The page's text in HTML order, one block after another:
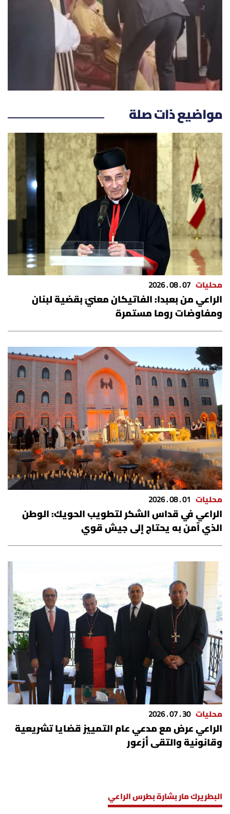
اقرأ تضحك
كاميرا
سجالات
الرياضة
منوّعات
حظّك اليوم
للتاريخ
فيديو
من نحن
للتواصل معنا
شروط الإشتراك
Digital solutions by
مواضيع ذات صلة
محليات 07 . 08 . 2026
الراعي من بعبدا: الفاتيكان معنيّ بقضية لبنان
ومفاوضات روما مستمرة
محليات 01 . 08 . 2026
الراعي في قداس الشكر لتطويب الحويك: الوطن
الذي آمن به يحتاج إلى جيش قوي
محليات 30 . 07 . 2026
الراعي عرض مع مدعي عام التمييز قضايا تشريعية
وقانونية والتقى أزعور
البطريرك مار بشارة بطرس الراعي